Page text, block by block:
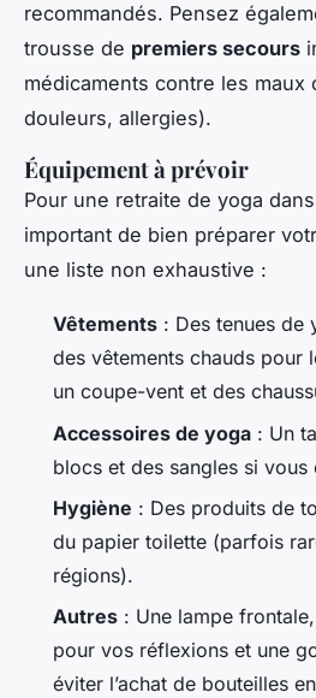
recommandés. Pensez
trousse de premiers secours
médicaments contre les maux
douleurs, allergies).
Équipement à prévoir
Pour une retraite de yoga
important de bien préparer
une liste non exhaustive :
Vêtements : Des tenues de
des vêtements chauds pour
un coupe-vent et des
Accessoires de yoga : Un
blocs et des sangles si vous
Hygiène : Des produits de
du papier toilette (parfois
régions).
Autres : Une lampe
pour vos réflexions et une
éviter l’achat de bouteilles